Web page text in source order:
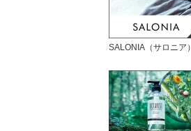
SALONIA（サロニア）